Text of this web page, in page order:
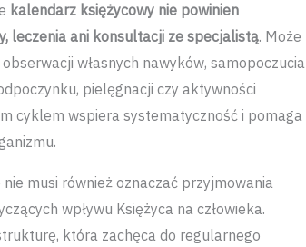
kalendarz księżycowy nie powinien
leczenia ani konsultacji ze specjalistą. Może
własnych nawyków, samopoczucia
pielęgnacji czy aktywności
cyklem wspiera systematyczność i pomaga
musi również oznaczać przyjmowania
wpływu Księżyca na człowieka.
która zachęca do regularnego